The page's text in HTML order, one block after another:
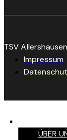
TSV
Impressum
ÜBER